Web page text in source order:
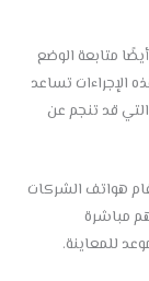
متابعة الوضع
الإجراءات تساعد
التي قد تنجم عن
هواتف الشركات
مباشرة
للمعاينة.